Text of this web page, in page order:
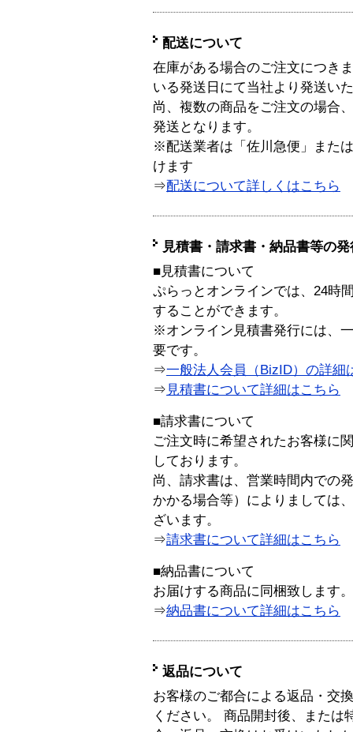
配送について
在庫がある場合のご注文につき
いる発送日にて当社より発送い
尚、複数の商品をご注文の場合
発送となります。
※配送業者は「佐川急便」また
けます
⇒配送について詳しくはこちら
見積書・請求書・納品書等の
■見積書について
ぷらっとオンラインでは、24時
することができます。
※オンライン見積書発行には、
要です。
⇒一般法人会員（BizID）の詳細
⇒ 見積書について詳細はこちら
■請求書について
ご注文時に希望されたお客様に
しております。
尚、請求書は、営業時間内での
かかる場合等）によりましては
ざいます。
⇒請求書について詳細はこちら
■納品書について
お届けする商品に同梱致します。
⇒納品書について詳細はこちら
返品について
お客様のご都合による返品・交
ください。 商品開封後、または